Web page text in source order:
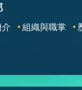
組織與職掌